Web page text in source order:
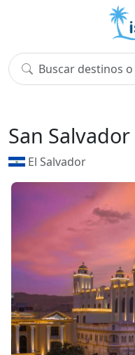
San Salvador
El Salvador